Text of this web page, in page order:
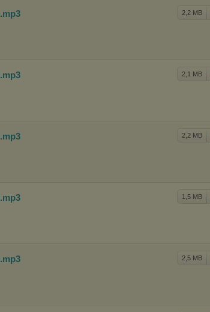
2,2 MB
.mp3
2,1 MB
.mp3
2,2 MB
.mp3
1,5 MB
.mp3
2,5 MB
.mp3